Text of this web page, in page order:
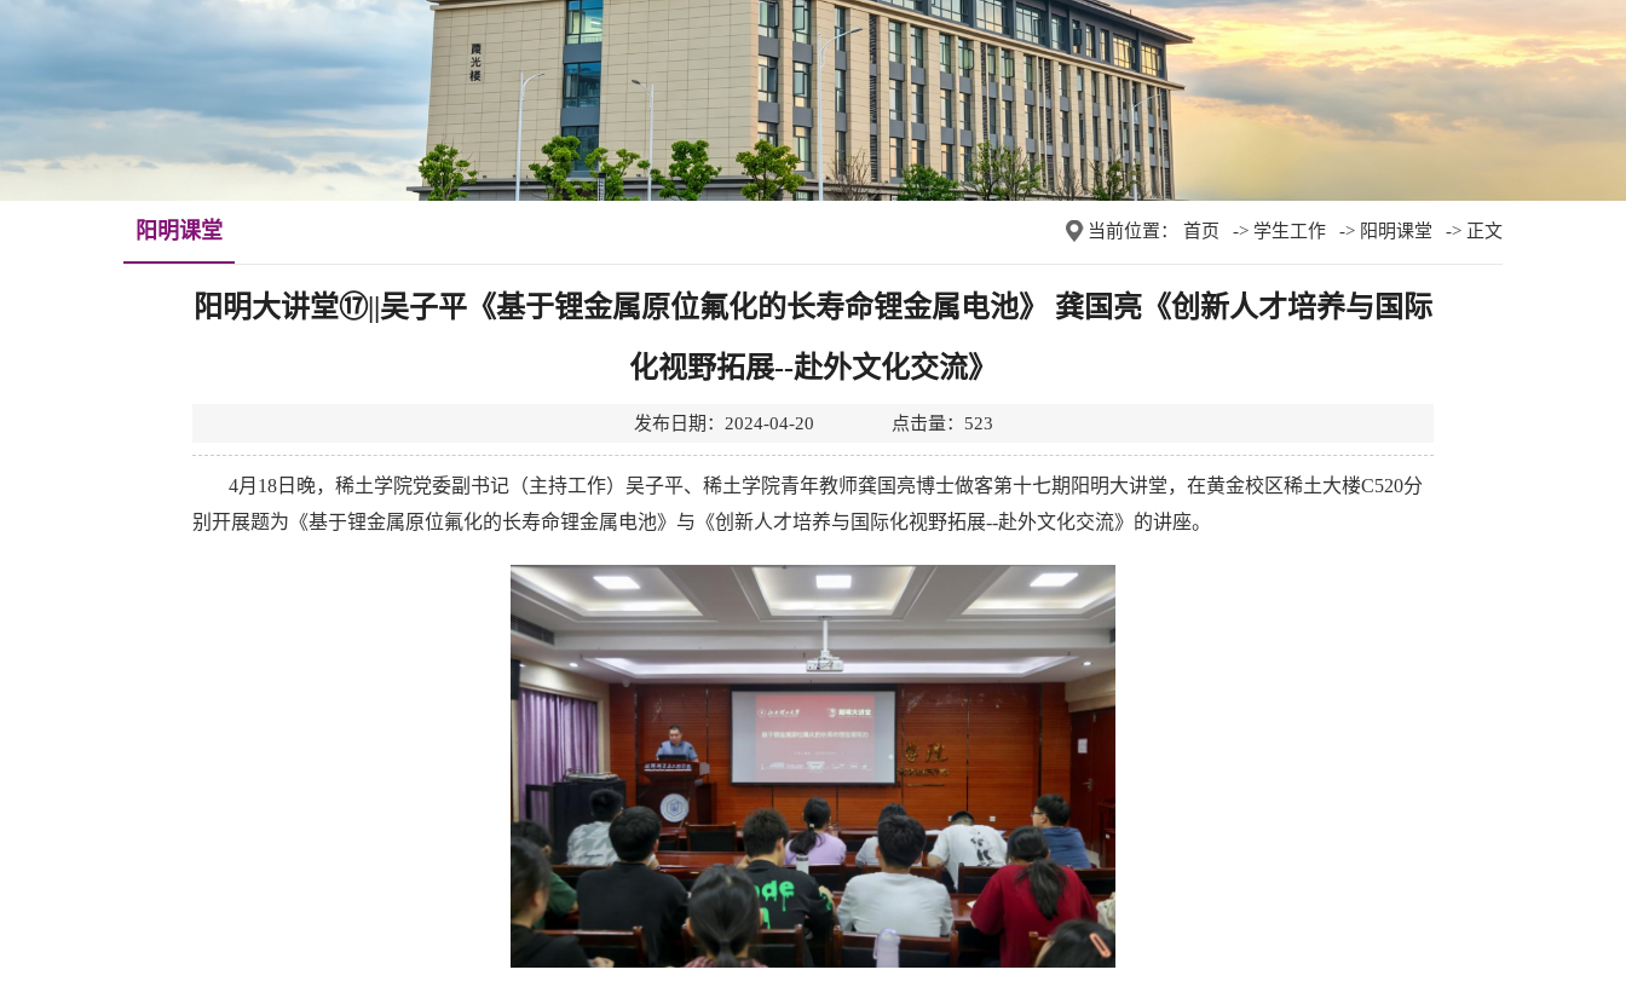
阳明课堂 当前位置： 首页 -> 学生工作 -> 阳明课堂 -> 正文
阳明大讲堂⑰||吴子平《基于锂金属原位氟化的长寿命锂金属电池》 龚国亮《创新人才培养与国际
化视野拓展--赴外文化交流》
发布日期：2024-04-20 点击量： 523
4月18日晚，稀土学院党委副书记（主持工作）吴子平、稀土学院青年教师龚国亮博士做客第十七期阳明大讲堂，在黄金校区稀土大楼C520分
别开展题为《基于锂金属原位氟化的长寿命锂金属电池》与《创新人才培养与国际化视野拓展--赴外文化交流》的讲座。